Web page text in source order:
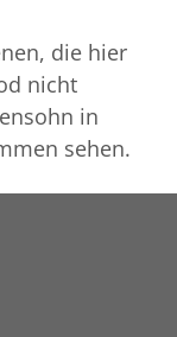
die hier
nicht
in
sehen.